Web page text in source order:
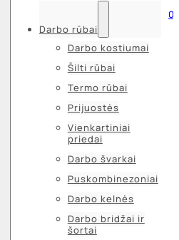
Darbo rūbai
Darbo kostiumai
Šilti rūbai
Termo rūbai
Prijuostės
Vienkartiniai
priedai
Darbo švarkai
Puskombinezoniai
Darbo kelnės
Darbo bridžai ir
šortai
0